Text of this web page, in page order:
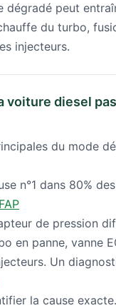
dégradé peut
du turbo,
injecteurs.
voiture diesel
du mode
n°1 dans 80%
de pression
en panne, vanne
Un
la cause exacte.